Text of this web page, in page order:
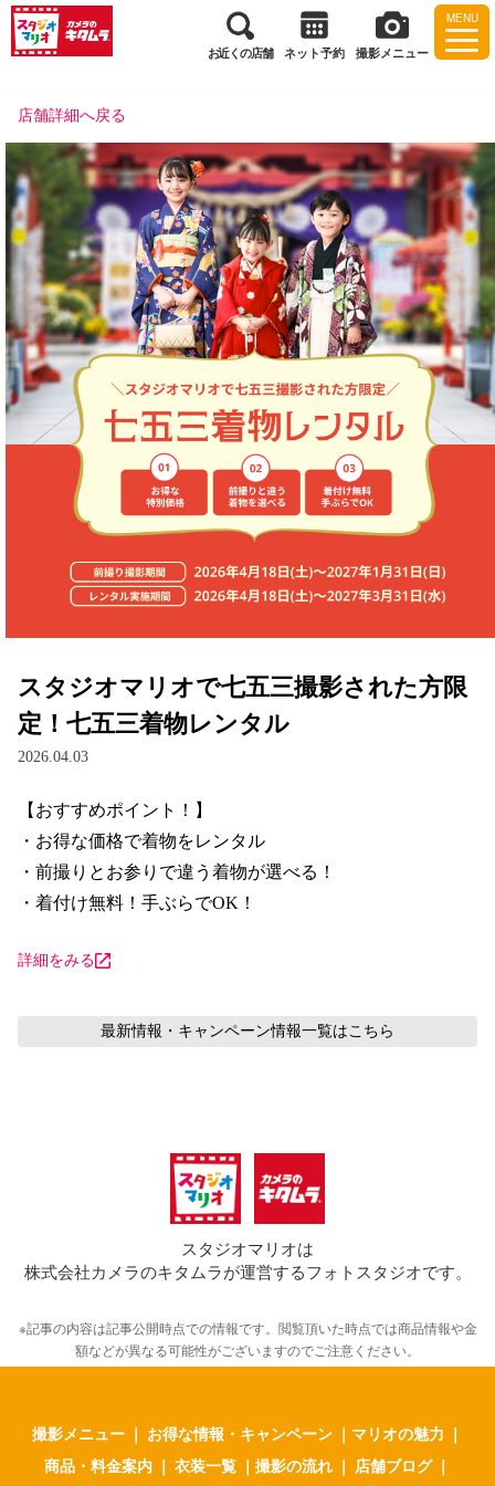
MENU
お近くの店舗 ネット予約 撮影メニュー
店舗詳細へ戻る
スタジオマリオで七五三撮影された方限
定！七五三着物レンタル
2026.04.03
【おすすめポイント！】
・お得な価格で着物をレンタル
・前撮りとお参りで違う着物が選べる！
・着付け無料！手ぶらでOK！
詳細をみる
最新情報・キャンペーン情報一覧はこちら
スタジオマリオは
株式会社カメラのキタムラが運営するフォトスタジオです。
※記事の内容は記事公開時点での情報です。閲覧頂いた時点では商品情報や金
額などが異なる可能性がございますのでご注意ください。
撮影メニュー ｜ お得な情報・キャンペーン ｜ マリオの魅力 ｜
商品・料金案内 ｜ 衣装一覧 ｜ 撮影の流れ ｜ 店舗ブログ ｜